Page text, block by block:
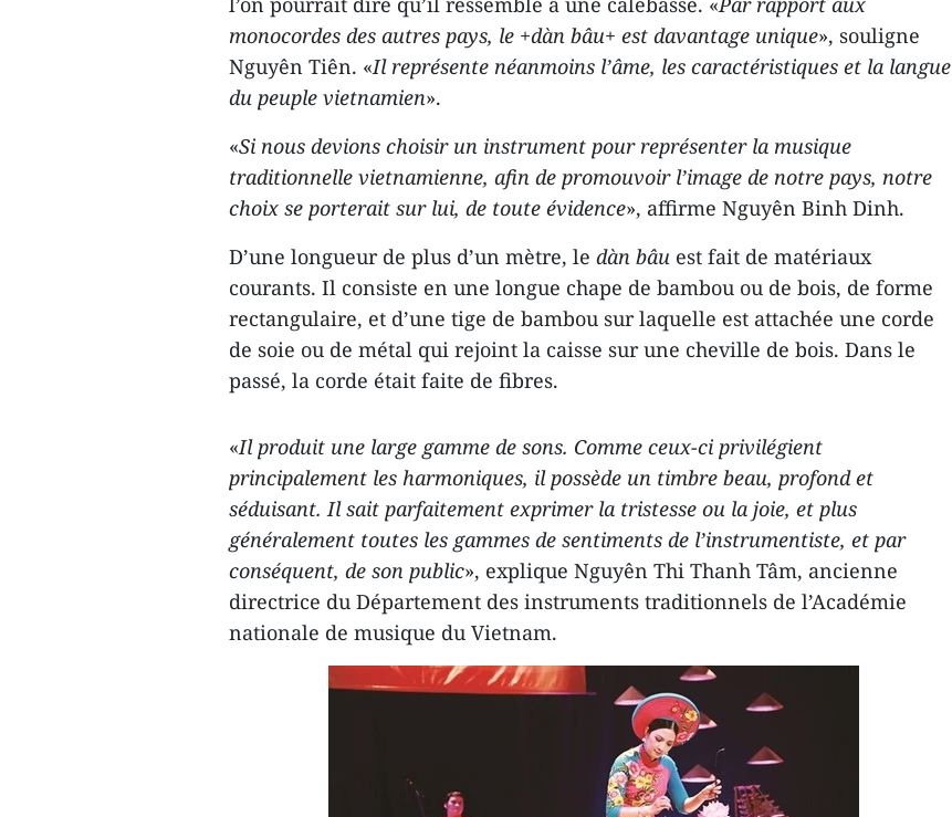
monocordes des autres pays, le +dàn bâu+ est davantage unique», souligne
Nguyên Tiên. «Il représente néanmoins l’âme, les caractéristiques et la langue
du peuple vietnamien».
«Si nous devions choisir un instrument pour représenter la musique
traditionnelle vietnamienne, afin de promouvoir l’image de notre pays, notre
choix se porterait sur lui, de toute évidence», affirme Nguyên Binh Dinh.
D’une longueur de plus d’un mètre, le dàn bâu est fait de matériaux
courants. Il consiste en une longue chape de bambou ou de bois, de forme
rectangulaire, et d’une tige de bambou sur laquelle est attachée une corde
de soie ou de métal qui rejoint la caisse sur une cheville de bois. Dans le
passé, la corde était faite de fibres.
«Il produit une large gamme de sons. Comme ceux-ci privilégient
principalement les harmoniques, il possède un timbre beau, profond et
séduisant. Il sait parfaitement exprimer la tristesse ou la joie, et plus
généralement toutes les gammes de sentiments de l’instrumentiste, et par
conséquent, de son public», explique Nguyên Thi Thanh Tâm, ancienne
directrice du Département des instruments traditionnels de l’Académie
nationale de musique du Vietnam.